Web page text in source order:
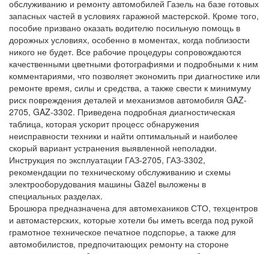
обслуживанию и ремонту автомобилей Газель на базе готовых
запасных частей в условиях гаражной мастерской. Кроме того,
пособие призвано оказать водителю посильную помощь в
дорожных условиях, особенно в моментах, когда поблизости
никого не будет. Все рабочие процедуры сопровождаются
качественными цветными фотографиями и подробными к ним
комментариями, что позволяет экономить при диагностике или
ремонте время, силы и средства, а также свести к минимуму
риск повреждения деталей и механизмов автомобиля GAZ-
2705, GAZ-3302. Приведена подробная диагностическая
таблица, которая ускорит процесс обнаружения
неисправности техники и найти оптимальный и наиболее
скорый вариант устранения выявленной неполадки.
Инструкция по эксплуатации ГАЗ-2705, ГАЗ-3302,
рекомендации по техническому обслуживанию и схемы
электрооборудования машины Gazel выложены в
специальных разделах.
Брошюра предназначена для автомехаников СТО, техцентров
и автомастерских, которые хотели бы иметь всегда под рукой
грамотное техническое печатное подспорье, а также для
автомобилистов, предпочитающих ремонту на стороне